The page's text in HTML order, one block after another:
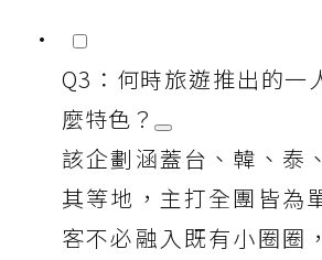
Q3：何時旅遊推出的一
麼特色？
該企劃涵蓋台、韓、泰
其等地，主打全團皆為
客不必融入既有小圈圈